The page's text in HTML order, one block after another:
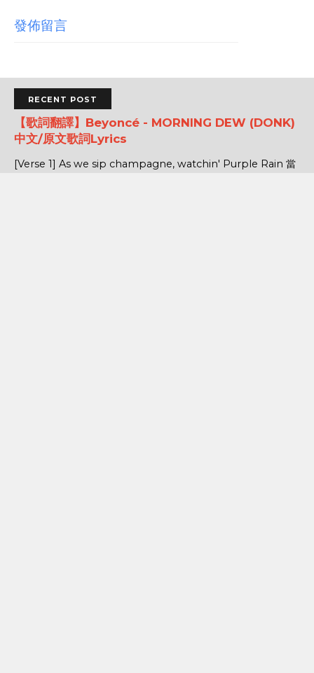
發佈留言
RECENT POST
【歌詞翻譯】Beyoncé - MORNING DEW (DONK)
中文/原文歌詞Lyrics
[Verse 1] As we sip champagne, watchin' Purple Rain 當